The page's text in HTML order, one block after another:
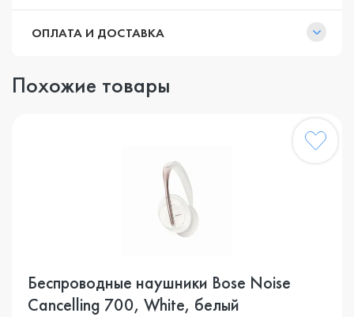
ОПЛАТА И ДОСТАВКА
Похожие товары
Беспроводные наушники Bose Noise
Cancelling 700, White, белый